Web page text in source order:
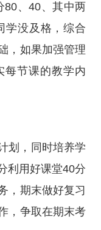
80、40、其中两
学没及格，综合
，如果加强管理
每节课的教学内
划，同时培养学
利用好课堂40分
，期末做好复习
，争取在期末考